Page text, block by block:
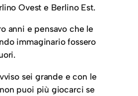
Ovest e Berlino Est.
anni e pensavo che le
immaginario fossero
sei grande e con le
puoi più giocarci se